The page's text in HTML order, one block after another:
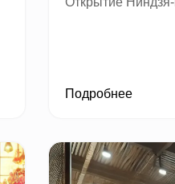
Подробнее